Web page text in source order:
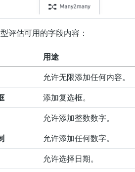
评估可用的字段内容：
用途
允许无限添加任何内容。
添加复选框。
允许添加整数数字。
允许添加任何数字。
允许选择日期。